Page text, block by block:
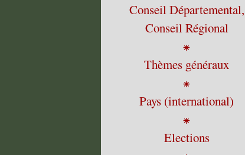
Conseil Départemental,
Conseil Régional
⁕
Thèmes généraux
⁕
Pays (international)
⁕
Elections